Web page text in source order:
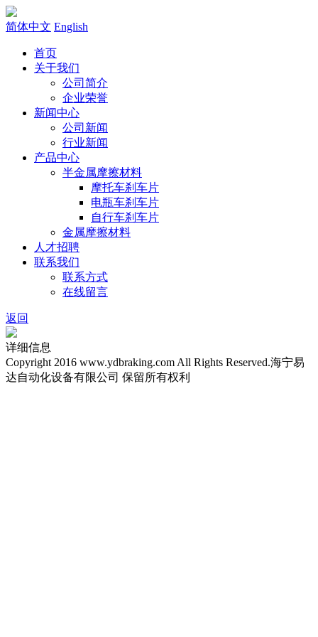
简体中文 English
首页
关于我们
公司简介
企业荣誉
新闻中心
公司新闻
行业新闻
产品中心
半金属摩擦材料
摩托车刹车片
电瓶车刹车片
自行车刹车片
金属摩擦材料
人才招聘
联系我们
联系方式
在线留言
返回
详细信息
Copyright 2016 www.ydbraking.com All Rights Reserved.海宁易
达自动化设备有限公司 保留所有权利